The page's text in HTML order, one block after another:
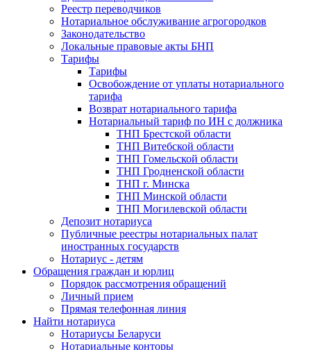
Реестр переводчиков
Нотариальное обслуживание агрогородков
Законодательство
Локальные правовые акты БНП
Тарифы
Тарифы
Освобождение от уплаты нотариального
тарифа
Возврат нотариального тарифа
Нотариальный тариф по ИН с должника
ТНП Брестской области
ТНП Витебской области
ТНП Гомельской области
ТНП Гродненской области
ТНП г. Минска
ТНП Минской области
ТНП Могилевской области
Депозит нотариуса
Публичные реестры нотариальных палат
иностранных государств
Нотариус - детям
Обращения граждан и юрлиц
Порядок рассмотрения обращений
Личный прием
Прямая телефонная линия
Найти нотариуса
Нотариусы Беларуси
Нотариальные конторы